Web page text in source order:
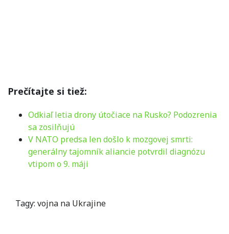
Prečítajte si tiež:
Odkiaľ letia drony útočiace na Rusko? Podozrenia
sa zosilňujú
V NATO predsa len došlo k mozgovej smrti:
generálny tajomník aliancie potvrdil diagnózu
vtipom o 9. máji
Tagy: vojna na Ukrajine